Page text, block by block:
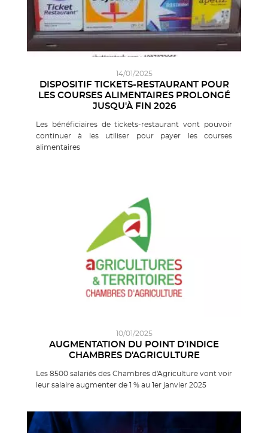
14/01/2025
DISPOSITIF TICKETS-RESTAURANT POUR
LES COURSES ALIMENTAIRES PROLONGÉ
JUSQU'À FIN 2026
Les bénéficiaires de tickets-restaurant vont pouvoir
continuer à les utiliser pour payer les courses
alimentaires
10/01/2025
AUGMENTATION DU POINT D'INDICE
CHAMBRES D'AGRICULTURE
Les 8500 salariés des Chambres d'Agriculture vont voir
leur salaire augmenter de 1 % au 1er janvier 2025